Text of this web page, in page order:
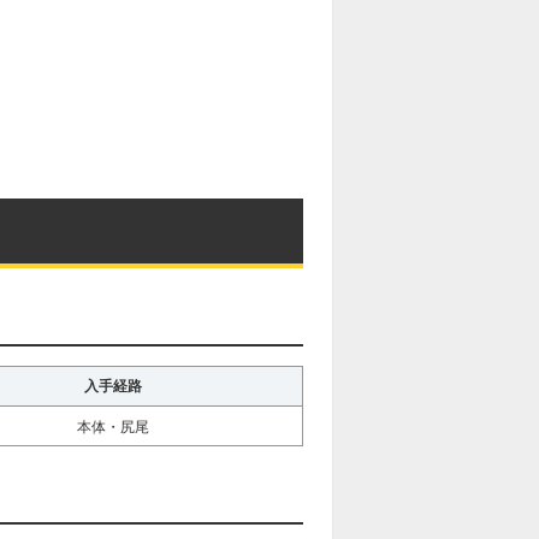
入手経路
本体・尻尾